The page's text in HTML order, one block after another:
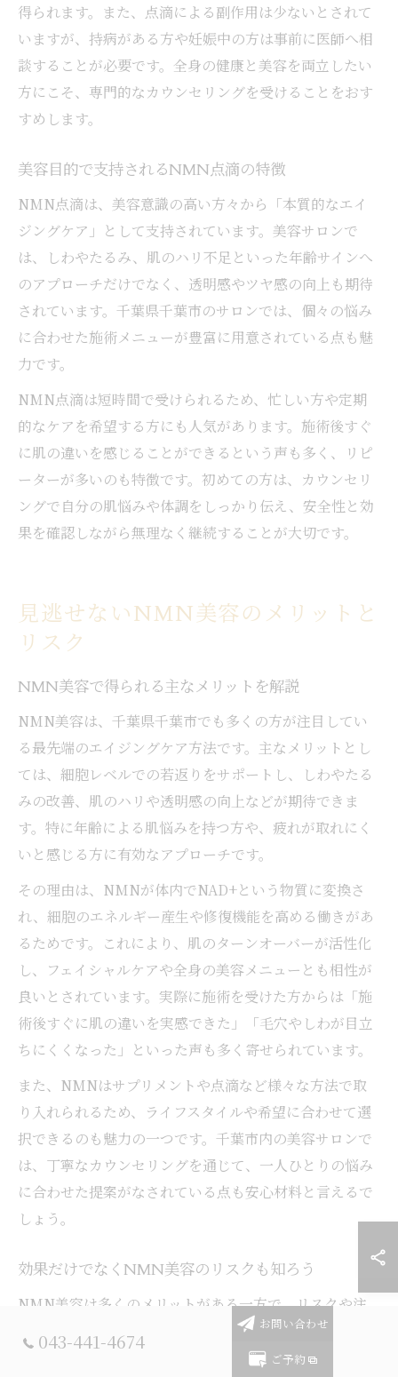
得られます。また、点滴による副作用は少ないとされて
いますが、持病がある方や妊娠中の方は事前に医師へ相
談することが必要です。全身の健康と美容を両立したい
方にこそ、専門的なカウンセリングを受けることをおす
すめします。
美容目的で支持されるNMN点滴の特徴
NMN点滴は、美容意識の高い方々から「本質的なエイ
ジングケア」として支持されています。美容サロンで
は、しわやたるみ、肌のハリ不足といった年齢サインへ
のアプローチだけでなく、透明感やツヤ感の向上も期待
されています。千葉県千葉市のサロンでは、個々の悩み
に合わせた施術メニューが豊富に用意されている点も魅
力です。
NMN点滴は短時間で受けられるため、忙しい方や定期
的なケアを希望する方にも人気があります。施術後すぐ
に肌の違いを感じることができるという声も多く、リピ
ーターが多いのも特徴です。初めての方は、カウンセリ
ングで自分の肌悩みや体調をしっかり伝え、安全性と効
果を確認しながら無理なく継続することが大切です。
見逃せないNMN美容のメリットと
リスク
NMN美容で得られる主なメリットを解説
NMN美容は、千葉県千葉市でも多くの方が注目してい
る最先端のエイジングケア方法です。主なメリットとし
ては、細胞レベルでの若返りをサポートし、しわやたる
みの改善、肌のハリや透明感の向上などが期待できま
す。特に年齢による肌悩みを持つ方や、疲れが取れにく
いと感じる方に有効なアプローチです。
その理由は、NMNが体内でNAD+という物質に変換さ
れ、細胞のエネルギー産生や修復機能を高める働きがあ
るためです。これにより、肌のターンオーバーが活性化
し、フェイシャルケアや全身の美容メニューとも相性が
良いとされています。実際に施術を受けた方からは「施
術後すぐに肌の違いを実感できた」「毛穴やしわが目立
ちにくくなった」といった声も多く寄せられています。
また、NMNはサプリメントや点滴など様々な方法で取
り入れられるため、ライフスタイルや希望に合わせて選
択できるのも魅力の一つです。千葉市内の美容サロンで
は、丁寧なカウンセリングを通じて、一人ひとりの悩み
に合わせた提案がなされている点も安心材料と言えるで
しょう。
効果だけでなくNMN美容のリスクも知ろう
NMN美容は多くのメリットがある一方で、リスクや注
意点も理解しておく必要があります。主なリスクとして
は、体質によっては一時的なだるさや頭痛、発疹などの
043-441-4674
お問い合わせ
ご予約